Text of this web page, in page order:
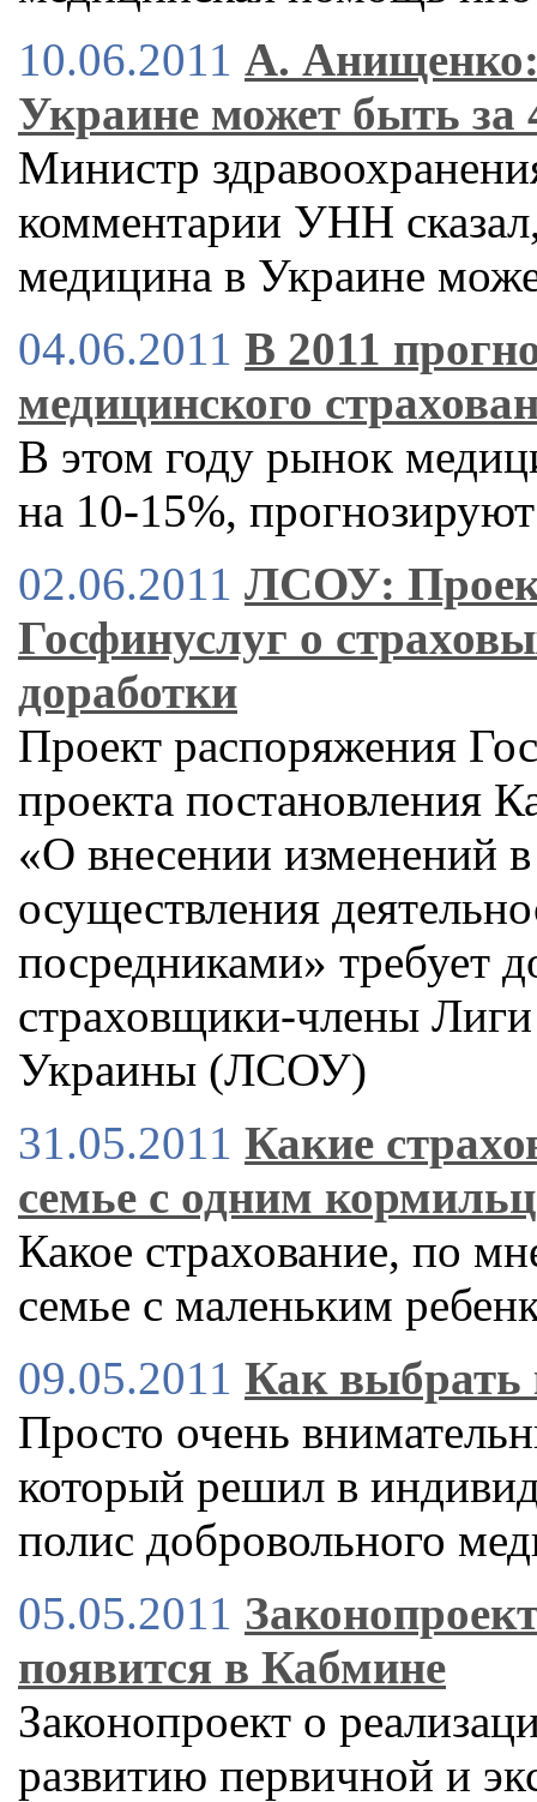
10.06.2011 А. Анищенко:
Украине может быть за
Министр
комментарии УНН
медицина в Украине
04.06.2011 В 2011
медицинского
В этом году рынок
на 10-15%,
02.06.2011 ЛСОУ:
Госфинуслуг о
доработки
Проект распоряжения
проекта постановления
«О внесении изменений
осуществления
посредниками» требует
страховщики-члены
Украины (ЛСОУ)
31.05.2011 Какие
семье с одним
Какое страхование, по
семье с маленьким
09.05.2011 Как выбрать
Просто очень
который решил в
полис добровольного
05.05.2011
появится в Кабмине
Законопроект о
развитию первичной и